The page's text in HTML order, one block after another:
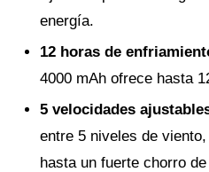
energía.
12 horas de
4000 mAh ofrece hasta
5 velocidades
entre 5 niveles de
hasta un fuerte chorro